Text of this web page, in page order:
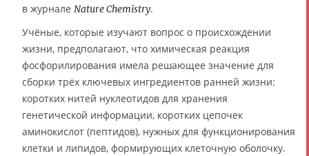
в журнале Nature Chemistry.
Учёные, которые изучают вопрос о происхождении
жизни, предполагают, что химическая реакция
фосфорилирования имела решающее значение для
сборки трёх ключевых ингредиентов ранней жизни:
коротких нитей нуклеотидов для хранения
генетической информации, коротких цепочек
аминокислот (пептидов), нужных для функционирования
клетки и липидов, формирующих клеточную оболочку.